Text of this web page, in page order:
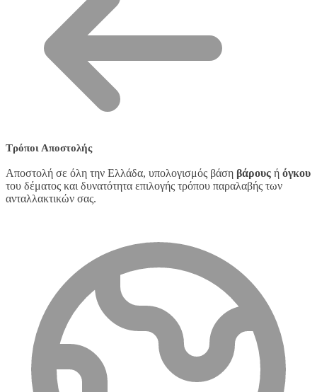
Τρόποι Αποστολής
Αποστολή σε όλη την Ελλάδα, υπολογισμός βάση βάρους ή όγκου
του δέματος και δυνατότητα επιλογής τρόπου παραλαβής των
ανταλλακτικών σας.